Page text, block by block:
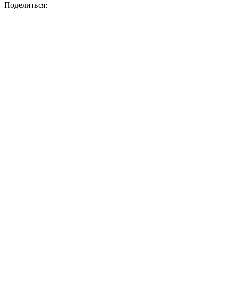
Поделиться: